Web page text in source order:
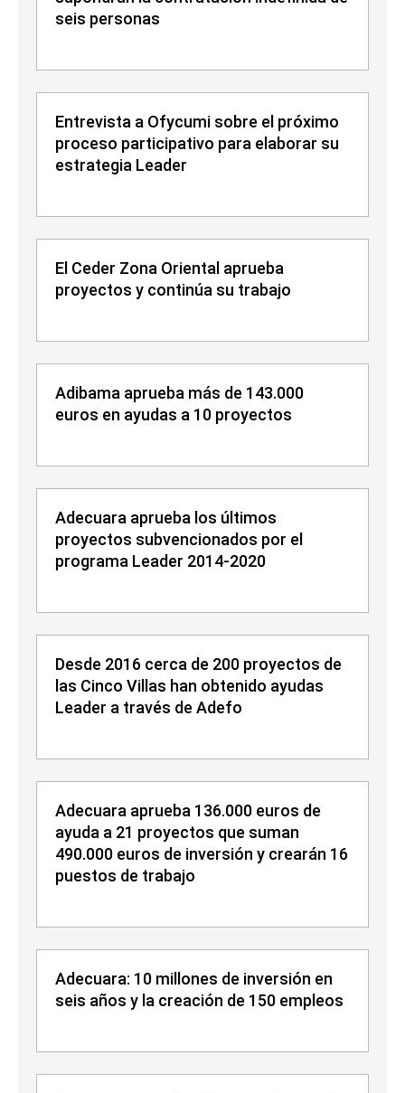
seis personas
Entrevista a Ofycumi sobre el próximo
proceso participativo para elaborar su
estrategia Leader
El Ceder Zona Oriental aprueba
proyectos y continúa su trabajo
Adibama aprueba más de 143.000
euros en ayudas a 10 proyectos
Adecuara aprueba los últimos
proyectos subvencionados por el
programa Leader 2014-2020
Desde 2016 cerca de 200 proyectos de
las Cinco Villas han obtenido ayudas
Leader a través de Adefo
Adecuara aprueba 136.000 euros de
ayuda a 21 proyectos que suman
490.000 euros de inversión y crearán 16
puestos de trabajo
Adecuara: 10 millones de inversión en
seis años y la creación de 150 empleos